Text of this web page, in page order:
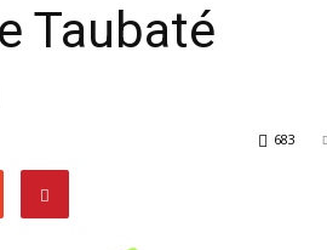
Taubaté
683